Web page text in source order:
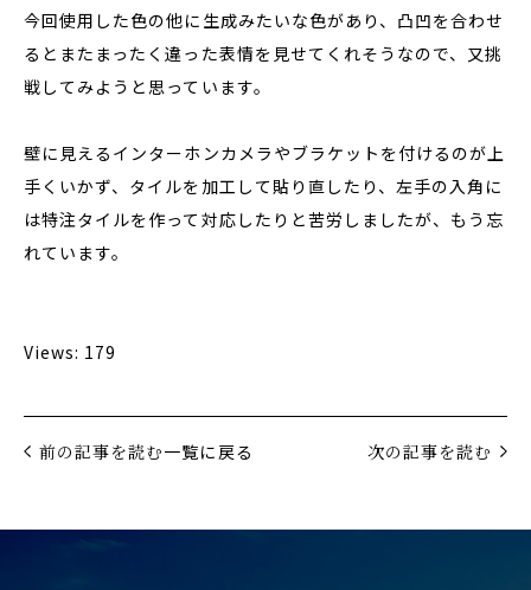
今回使用した色の他に生成みたいな色があり、凸凹を合わせ
るとまたまったく違った表情を見せてくれそうなので、又挑
戦してみようと思っています。
壁に見えるインターホンカメラやブラケットを付けるのが上
手くいかず、タイルを加工して貼り直したり、左手の入角に
は特注タイルを作って対応したりと苦労しましたが、もう忘
れています。
Views: 179
前の記事を読む一覧に戻る 次の記事を読む